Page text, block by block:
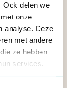
Ook delen we
onze
analyse. Deze
met andere
ze hebben
services.